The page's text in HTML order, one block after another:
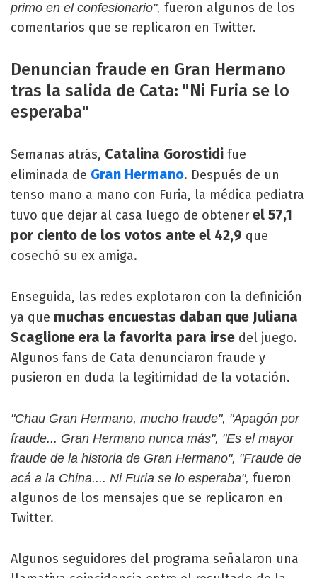
primo en el confesionario", fueron algunos de los
comentarios que se replicaron en Twitter.
Denuncian fraude en Gran Hermano
tras la salida de Cata: "Ni Furia se lo
esperaba"
Semanas atrás, Catalina Gorostidi fue
eliminada de Gran Hermano. Después de un
tenso mano a mano con Furia, la médica pediatra
tuvo que dejar al casa luego de obtener el 57,1
por ciento de los votos ante el 42,9 que
cosechó su ex amiga.
Enseguida, las redes explotaron con la definición
ya que muchas encuestas daban que Juliana
Scaglione era la favorita para irse del juego.
Algunos fans de Cata denunciaron fraude y
pusieron en duda la legitimidad de la votación.
"Chau Gran Hermano, mucho fraude", "Apagón por
fraude... Gran Hermano nunca más", "Es el mayor
fraude de la historia de Gran Hermano", "Fraude de
acá a la China.... Ni Furia se lo esperaba", fueron
algunos de los mensajes que se replicaron en
Twitter.
Algunos seguidores del programa señalaron una